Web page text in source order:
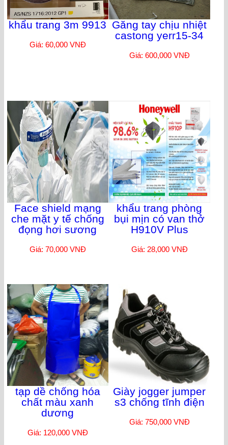
khẩu trang 3m 9913
Giá: 60,000 VNĐ
Găng tay chịu nhiệt
castong yerr15-34
Giá: 600,000 VNĐ
Face shield mạng
che mặt y tế chống
đọng hơi sương
Giá: 70,000 VNĐ
khẩu trang phòng
bụi mịn có van thở
H910V Plus
Giá: 28,000 VNĐ
tạp dề chống hóa
chất màu xanh
dương
Giá: 120,000 VNĐ
Giày jogger jumper
s3 chống tĩnh điện
Giá: 750,000 VNĐ